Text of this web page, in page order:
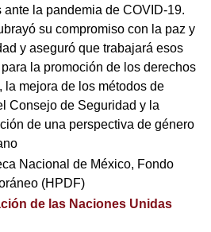
ante la pandemia de COVID-19.
su compromiso con la paz y
y aseguró que trabajará esos
la promoción de los derechos
la mejora de los métodos de
Consejo de Seguridad y la
de una perspectiva de género
Nacional de México, Fondo
(HPDF)
de las Naciones Unidas